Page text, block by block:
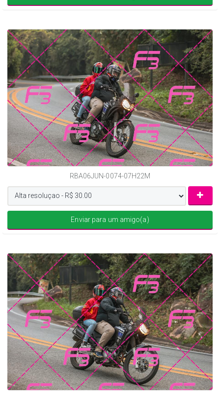
RBA06JUN-0074-07H22M
Enviar para um amigo(a)